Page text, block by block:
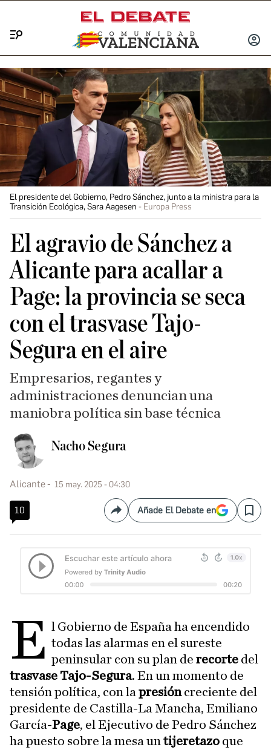
INICIAR
El presidente del Gobierno, Pedro Sánchez, junto a la ministra para la
Transición Ecológica, Sara Aagesen
Europa Press
El agravio de Sánchez a
Alicante para acallar a
Page: la provincia se seca
con el trasvase Tajo-
Segura en el aire
Empresarios, regantes y
administraciones denuncian una
maniobra política sin base técnica
Nacho Segura
Alicante 15 may. 2025 - 04:30
10 CompartirAñade El Debate en Save
E l Gobierno de España ha encendido
todas las alarmas en el sureste
peninsular con su plan derecorte del
trasvase Tajo-Segura. En un momento de
tensión política, con la presióncreciente del
presidente de Castilla-La Mancha, Emiliano
García-Page, el Ejecutivo de Pedro Sánchez
ha puesto sobre la mesa un tijeretazo que